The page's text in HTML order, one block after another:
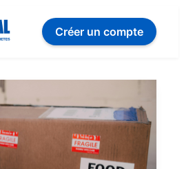
Créer un compte